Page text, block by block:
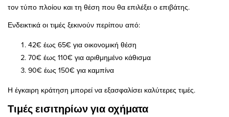
τον τύπο πλοίου και τη θέση που θα επιλέξει ο επιβάτης.
Ενδεικτικά οι τιμές ξεκινούν περίπου από:
42€ έως 65€ για οικονομική θέση
70€ έως 110€ για αριθμημένο κάθισμα
90€ έως 150€ για καμπίνα
Η έγκαιρη κράτηση μπορεί να εξασφαλίσει καλύτερες τιμές.
Τιμές εισιτηρίων για οχήματα